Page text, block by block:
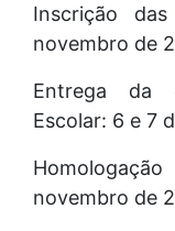
Inscrição
novembro de
Entrega da
Escolar: 6 e 7
novembro de